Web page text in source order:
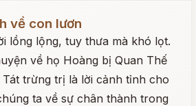
về con lươn
lồng lộng, tuy thưa mà khó lọt.
về họ Hoàng bị Quan Thế
Tát trừng trị là lời cảnh tỉnh cho
ta về sự chân thành trong